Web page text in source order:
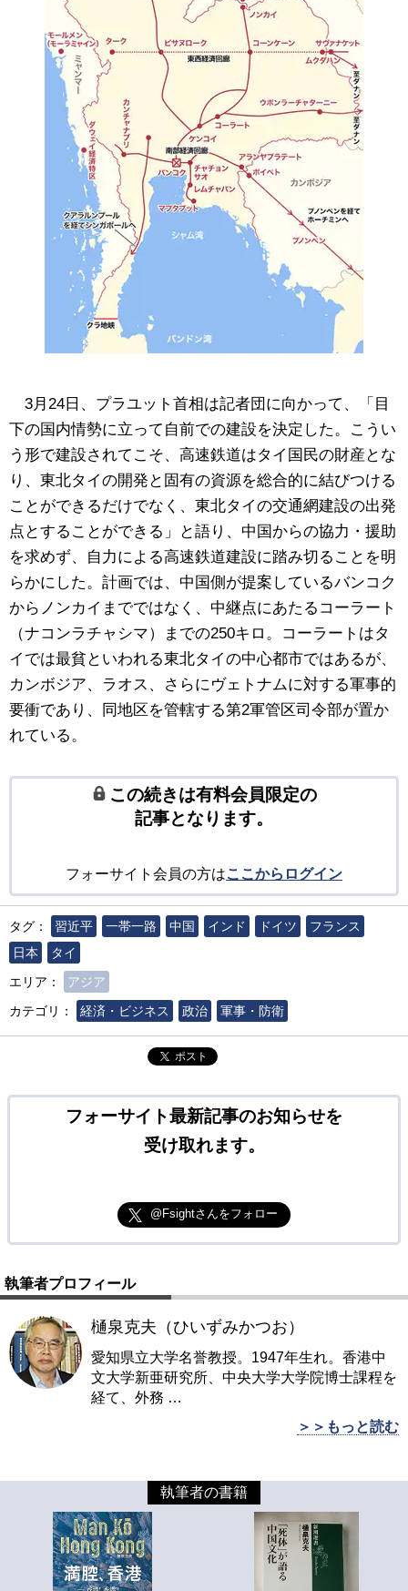
3月24日、プラユット首相は記者団に向かって、「目
下の国内情勢に立って自前での建設を決定した。こうい
う形で建設されてこそ、高速鉄道はタイ国民の財産とな
り、東北タイの開発と固有の資源を総合的に結びつける
ことができるだけでなく、東北タイの交通網建設の出発
点とすることができる」と語り、中国からの協力・援助
を求めず、自力による高速鉄道建設に踏み切ることを明
らかにした。計画では、中国側が提案しているバンコク
からノンカイまでではなく、中継点にあたるコーラート
（ナコンラチャシマ）までの250キロ。コーラートはタ
イでは最貧といわれる東北タイの中心都市ではあるが、
カンボジア、ラオス、さらにヴェトナムに対する軍事的
要衝であり、同地区を管轄する第2軍管区司令部が置か
れている。
この続きは有料会員限定の
記事となります。
フォーサイト会員の方はここからログイン
タグ： 習近平 一帯一路 中国 インド ドイツ
フランス
日本
タイ
エリア：
アジア
カテゴリ：
経済・ビジネス 政治 軍事・防衛
ポスト
フォーサイト最新記事のお知らせを
受け取れます。
@Fsightさんをフォロー
執筆者プロフィール
樋泉克夫（ひいずみかつお）
愛知県立大学名誉教授。1947年生れ。香港中
文大学新亜研究所、中央大学大学院博士課程を
経て、外務 …
＞＞もっと読む
執筆者の書籍